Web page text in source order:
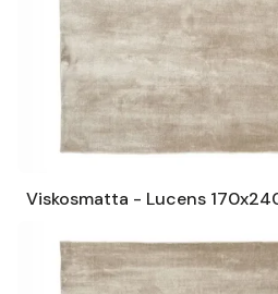
Viskosmatta - Lucens